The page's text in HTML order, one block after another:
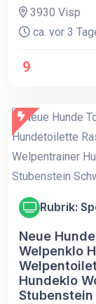
3930 Visp
ca. vor 3
9
Rubrik:
Neue
Welpenklo
Hundeklo